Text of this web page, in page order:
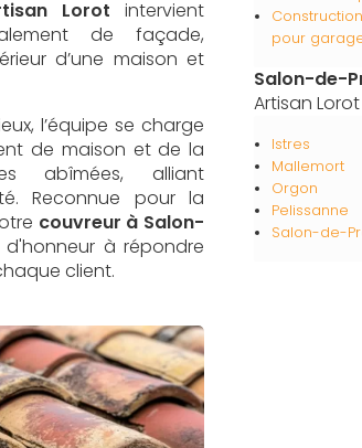
Lorot intervient
de façade,
d’une maison et
l’équipe se charge
de maison et de la
abîmées, alliant
Reconnue pour la
couvreur à Salon-
à répondre
client.
pour
Salon-de-
Artisan
Istres
Mallemort
Orgon
Pelissanne
Salon-de-